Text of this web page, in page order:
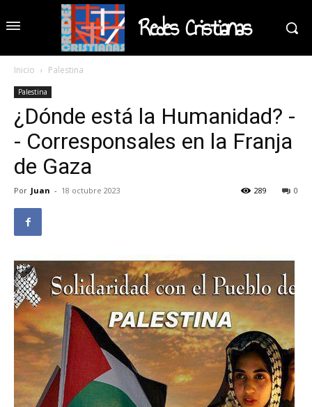
Redes Cristianas
Inicio Palestina
Palestina
¿Dónde está la Humanidad? -
- Corresponsales en la Franja
de Gaza
Por Juan - 18 octubre 2023 0
289